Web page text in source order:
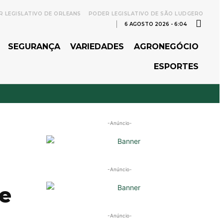
LEGISLATIVO DE ORLEANS
PODER LEGISLATIVO DE SÃO LUDGERO
6 AGOSTO 2026 - 6:04
SEGURANÇA VARIEDADES AGRONEGÓCIO
ESPORTES
-Anúncio-
-Anúncio-
-Anúncio-